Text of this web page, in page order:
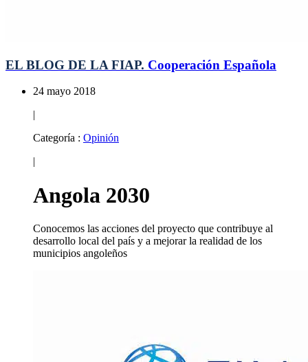
EL BLOG DE LA FIAP. Cooperación Española
24 mayo 2018
|
Categoría : Opinión
|
Angola 2030
Conocemos las acciones del proyecto que contribuye al
desarrollo local del país y a mejorar la realidad de los
municipios angoleños